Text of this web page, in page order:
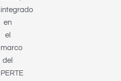
integrado
en
el
marco
del
PERTE